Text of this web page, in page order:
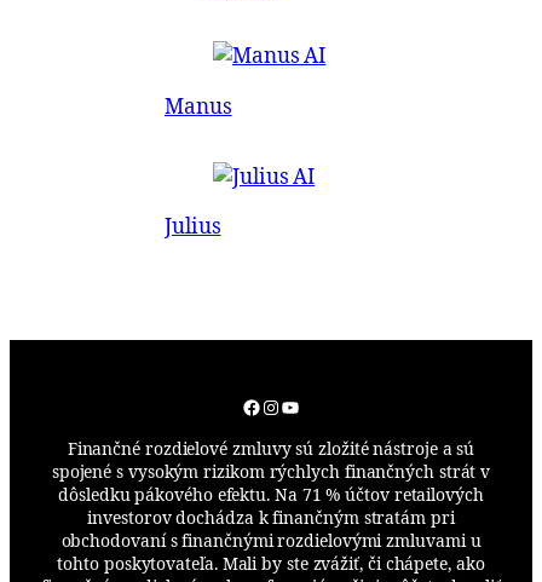
Manus
Julius
Facebook
Instagram
YouTube
Finančné rozdielové zmluvy sú zložité nástroje a sú
spojené s vysokým rizikom rýchlych finančných strát v
dôsledku pákového efektu. Na 71 % účtov retailových
investorov dochádza k finančným stratám pri
obchodovaní s finančnými rozdielovými zmluvami u
tohto poskytovateľa. Mali by ste zvážiť, či chápete, ako